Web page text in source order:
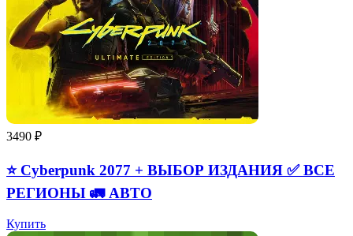
3490 ₽
⭐ Cyberpunk 2077 + ВЫБОР ИЗДАНИЯ ✅ ВСЕ
РЕГИОНЫ 🚛 АВТО
Купить